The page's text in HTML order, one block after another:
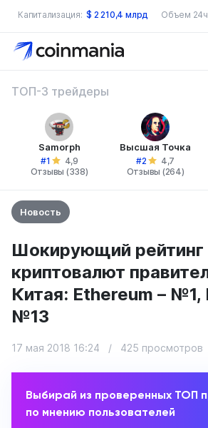
Капитализация: $ 2 210,4 млрд Объем
ТОП-3 трейдеры
Samorph
#1
4,9
Отзывы (338)
Высшая Точка
#2
4,7
Отзывы (264)
Новость
Шокирующий рейтинг
криптовалют
Китая: Ethereum – №1,
№13
17 мая 2018 16:24 / 425 просмотров
Выбирай из проверенных ТОП
по мнению пользователей